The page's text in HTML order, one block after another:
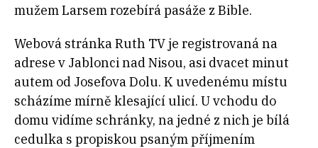
mužem Larsem rozebírá pasáže z Bible.
Webová stránka Ruth TV je registrovaná na
adrese v Jablonci nad Nisou, asi dvacet minut
autem od Josefova Dolu. K uvedenému místu
scházíme mírně klesající ulicí. U vchodu do
domu vidíme schránky, na jedné z nich je bílá
cedulka s propiskou psaným příjmením